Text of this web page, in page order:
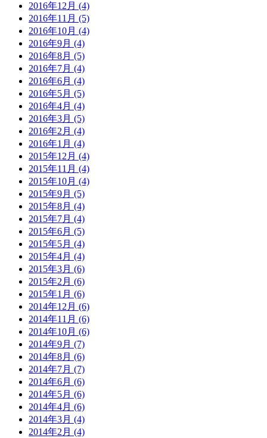
2016年12月 (4)
2016年11月 (5)
2016年10月 (4)
2016年9月 (4)
2016年8月 (5)
2016年7月 (4)
2016年6月 (4)
2016年5月 (5)
2016年4月 (4)
2016年3月 (5)
2016年2月 (4)
2016年1月 (4)
2015年12月 (4)
2015年11月 (4)
2015年10月 (4)
2015年9月 (5)
2015年8月 (4)
2015年7月 (4)
2015年6月 (5)
2015年5月 (4)
2015年4月 (4)
2015年3月 (6)
2015年2月 (6)
2015年1月 (6)
2014年12月 (6)
2014年11月 (6)
2014年10月 (6)
2014年9月 (7)
2014年8月 (6)
2014年7月 (7)
2014年6月 (6)
2014年5月 (6)
2014年4月 (6)
2014年3月 (4)
2014年2月 (4)